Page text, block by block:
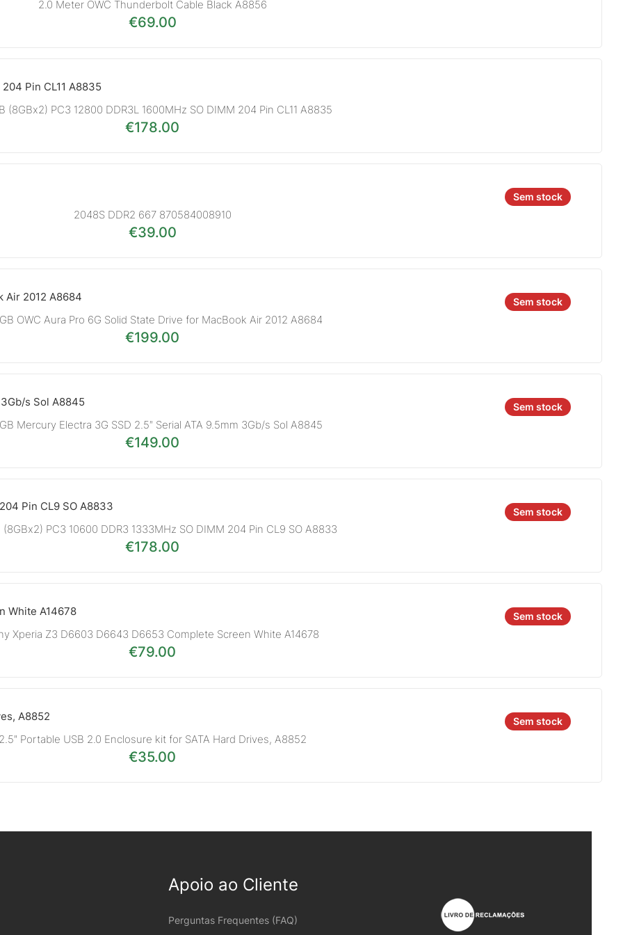
2.0 Meter OWC Thunderbolt Cable Black A8856
€69.00
(8GBx2) PC3 12800 DDR3L 1600MHz SO DIMM 204 Pin CL11 A8835
€178.00
Sem stock
2048S DDR2 667 870584008910
€39.00
Sem stock
OWC Aura Pro 6G Solid State Drive for MacBook Air 2012 A8684
€199.00
Sem stock
Mercury Electra 3G SSD 2.5″ Serial ATA 9.5mm 3Gb/s Sol A8845
€149.00
Sem stock
(8GBx2) PC3 10600 DDR3 1333MHz SO DIMM 204 Pin CL9 SO A8833
€178.00
Sem stock
Xperia Z3 D6603 D6643 D6653 Complete Screen White A14678
€79.00
Sem stock
Portable USB 2.0 Enclosure kit for SATA Hard Drives, A8852
€35.00
Apoio ao Cliente
Perguntas Frequentes (FAQ)